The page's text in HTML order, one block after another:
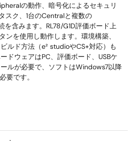
の動作、暗号化によるセキュリ
スク、1台のCentralと複数の
を含みます。RL78/G1D評価ボード上
ンを使用し動作します。環境構築、
ルド方法（e² studioやCS+対応）も
ドウェアはPC、評価ボード、USBケ
ルが必要で、ソフトはWindows7以降
要です。